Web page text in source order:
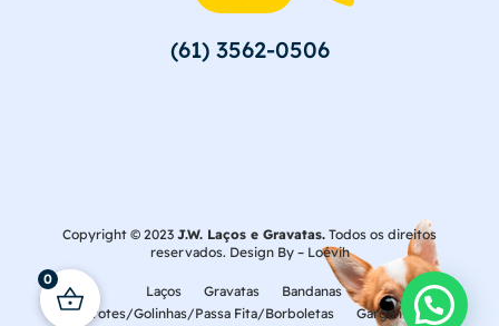
(61) 3562-0506
Copyright © 2023 J.W. Laços e Gravatas. Todos os direitos
reservados. Design By – Loévih
Laços Gravatas
Bandanas
Laçarotes/Golinhas/Passa Fita/Borboletas
Gargantilhas
0